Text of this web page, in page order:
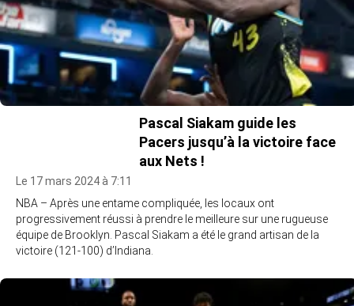
Pascal Siakam guide les
Pacers jusqu’à la victoire face
aux Nets !
Le 17 mars 2024 à 7:11
NBA – Après une entame compliquée, les locaux ont
progressivement réussi à prendre le meilleure sur une rugueuse
équipe de Brooklyn. Pascal Siakam a été le grand artisan de la
victoire (121-100) d’Indiana.